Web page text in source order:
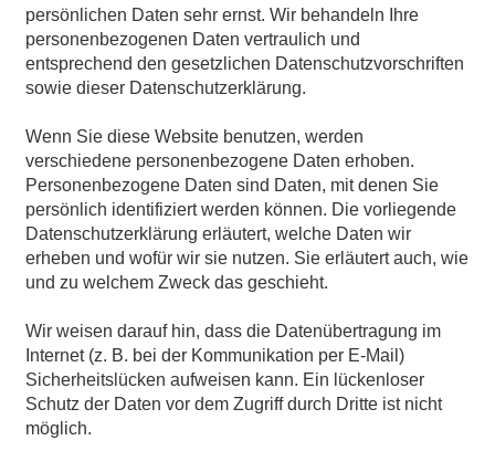
persönlichen Daten sehr ernst. Wir behandeln Ihre
personenbezogenen Daten vertraulich und
entsprechend den gesetzlichen Datenschutzvorschriften
sowie dieser Datenschutzerklärung.
Wenn Sie diese Website benutzen, werden
verschiedene personenbezogene Daten erhoben.
Personenbezogene Daten sind Daten, mit denen Sie
persönlich identifiziert werden können. Die vorliegende
Datenschutzerklärung erläutert, welche Daten wir
erheben und wofür wir sie nutzen. Sie erläutert auch, wie
und zu welchem Zweck das geschieht.
Wir weisen darauf hin, dass die Datenübertragung im
Internet (z. B. bei der Kommunikation per E-Mail)
Sicherheitslücken aufweisen kann. Ein lückenloser
Schutz der Daten vor dem Zugriff durch Dritte ist nicht
möglich.